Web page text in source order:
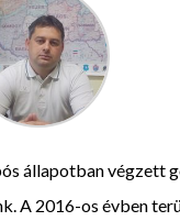
állapotban végzett
A 2016-os évben